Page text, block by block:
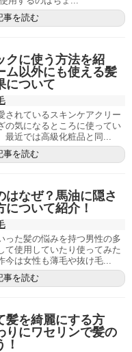
事を読む
クに使う方法を紹
ム以外にも使える髪
について
されているスキンケアクリー
の気になるところに使ってい
近では高級化粧品と同...
事を読む
はなぜ？馬油に隠さ
ついて紹介！
った髪の悩みを持つ男性の多
て使用していたり使ってみた
は女性も薄毛や抜け毛...
事を読む
髪を綺麗にする方
りにワセリンで髪の